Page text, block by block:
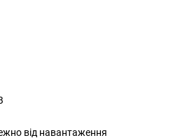
від навантаження